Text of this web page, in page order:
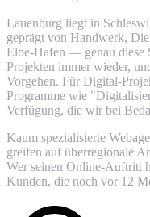
Lauenburg liegt in
geprägt von Handwerk,
Elbe-Hafen — genau diese
Projekten immer wieder,
Vorgehen. Für Digital-
Programme wie
Verfügung, die wir bei
Kaum spezialisierte
greifen auf überregionale
Wer seinen Online-Auftritt
Kunden, die noch vor 12